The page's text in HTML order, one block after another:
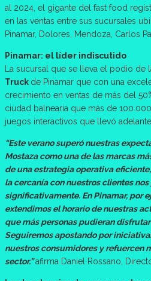
al 2024, el gigante del fast food
en las ventas entre sus sucursales
Pinamar, Dolores, Mendoza, Carlos
Pinamar: el líder indiscutido
La sucursal que se lleva el podio de
Truck de Pinamar que con una
crecimiento en ventas de más del
ciudad balnearia que más de
juegos interactivos que llevó adelante
“Este verano superó nuestras
Mostaza como una de las marcas
de una estrategia operativa
la cercanía con nuestros clientes
significativamente. En Pinamar, por
extendimos el horario de nuestras
que más personas pudieran
Seguiremos apostando por
nuestros consumidores y refuercen
sector.”afirma Daniel Rossano,